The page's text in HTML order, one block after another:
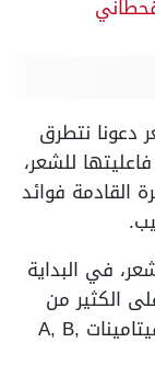
دعونا نتطرق
للشعر،
فوائد
في البداية
الكثير من
العناصر الهامة للشعر، وهي فيتامين الفيتامينات A, B,